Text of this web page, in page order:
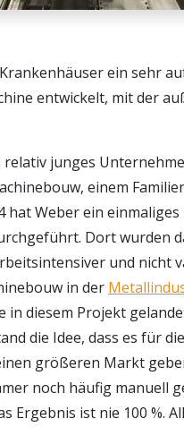
ein sehr
entwickelt, mit der
relativ junges
einem
hat Weber ein
Dort wurden
und nicht
in der
diesem Projekt
die Idee, dass es für
größeren Markt
noch häufig manuell
Ergebnis ist nie 100 %.